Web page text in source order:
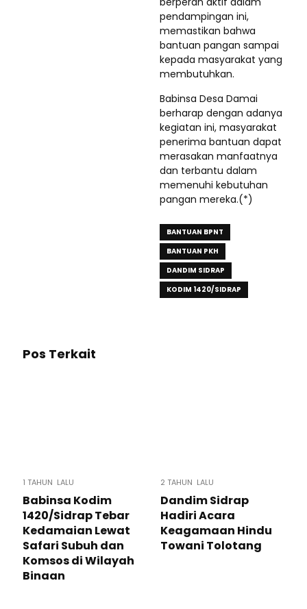
pendampingan ini,
memastikan bahwa
bantuan pangan sampai
kepada masyarakat yang
membutuhkan.
Babinsa Desa Damai
berharap dengan adanya
kegiatan ini, masyarakat
penerima bantuan dapat
merasakan manfaatnya
dan terbantu dalam
memenuhi kebutuhan
pangan mereka.(*)
BANTUAN BPNT
BANTUAN PKH
DANDIM SIDRAP
KODIM 1420/SIDRAP
Pos Terkait
1 TAHUN LALU
Babinsa Kodim
1420/Sidrap Tebar
Kedamaian Lewat
Safari Subuh dan
Komsos di Wilayah
Binaan
2 TAHUN LALU
Dandim Sidrap
Hadiri Acara
Keagamaan Hindu
Towani Tolotang